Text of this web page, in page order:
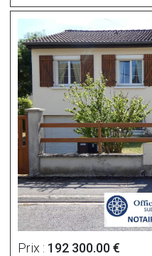
Prix : 192 300.00 €